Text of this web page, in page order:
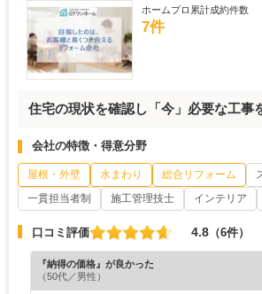
ホームプロ累計成約件数
7件
住宅の現状を確認し「今」必要な工事
会社の特徴・得意分野
屋根・外壁 水まわり 総合リフォーム
一貫担当者制
施工管理技士 インテリア
口コミ評価 4.8 （6件）
『納得の価格』が良かった
（50代／男性）